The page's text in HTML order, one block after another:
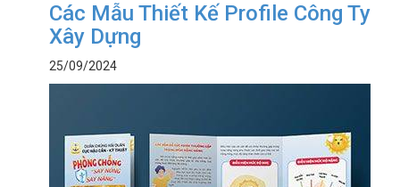
Các Mẫu Thiết Kế Profile Công Ty
Xây Dựng
25/09/2024